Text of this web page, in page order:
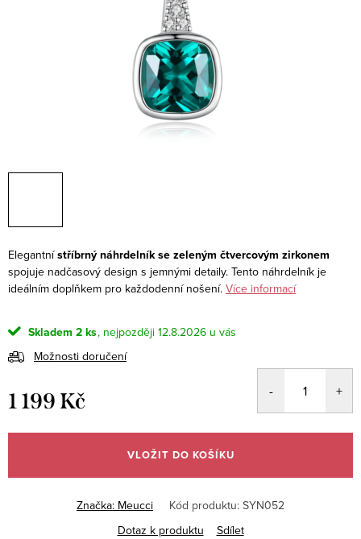
Elegantnístříbrný náhrdelník se zeleným čtvercovým zirkonem
spojuje nadčasový design s jemnými detaily. Tento náhrdelník je
ideálním doplňkem pro každodenní nošení. Více informací
Skladem 2 ks
12.8.2026
Možnosti doručení
1 199 Kč
cena:
VLOŽIT DO KOŠÍKU
Značka: Meucci Kód produktu: SYN052
Dotaz k produktu
Sdílet